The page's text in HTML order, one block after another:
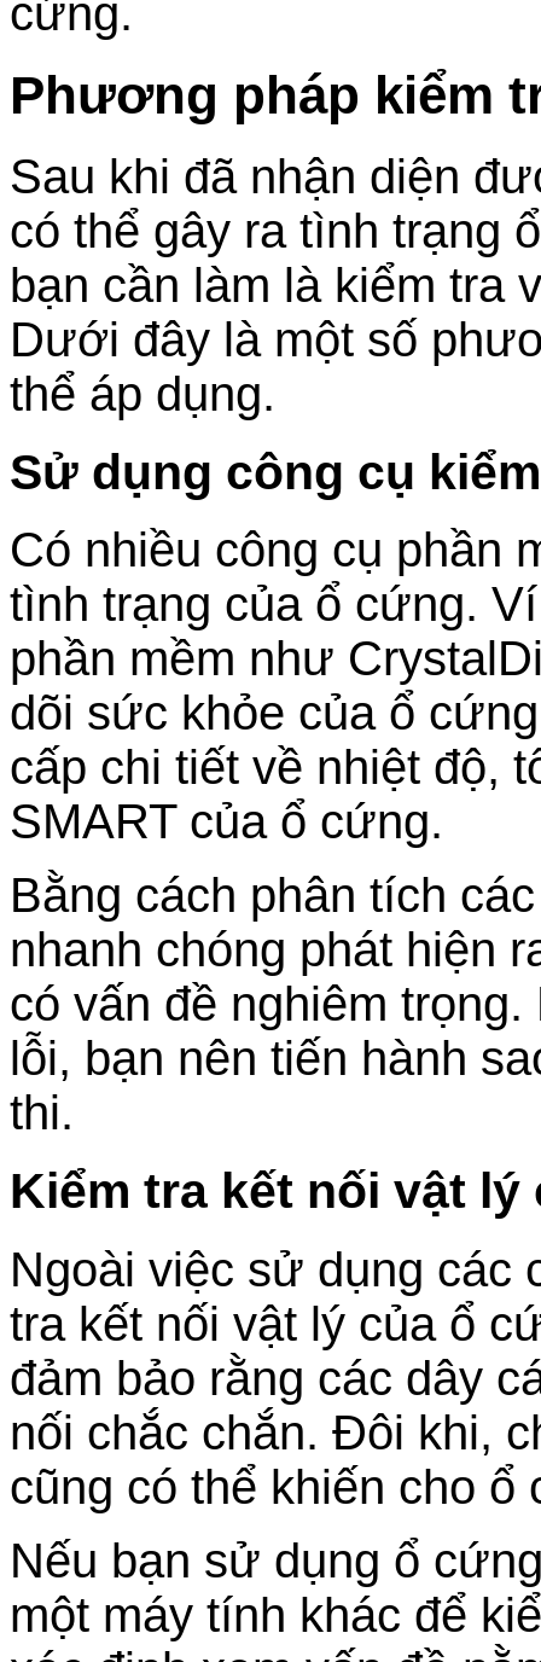
cứng.
Phương pháp kiểm
Sau khi đã nhận diện
có thể gây ra tình trạng
bạn cần làm là kiểm tra
Dưới đây là một số
thể áp dụng.
Sử dụng công cụ
Có nhiều công cụ phần
tình trạng của ổ cứng.
phần mềm như
dõi sức khỏe của ổ
cấp chi tiết về nhiệt độ,
SMART của ổ cứng.
Bằng cách phân tích
nhanh chóng phát hiện
có vấn đề nghiêm
lỗi, bạn nên tiến hành
thi.
Kiểm tra kết nối vật lý
Ngoài việc sử dụng các
tra kết nối vật lý của ổ
đảm bảo rằng các dây
nối chắc chắn. Đôi khi,
cũng có thể khiến cho ổ
Nếu bạn sử dụng ổ
một máy tính khác để